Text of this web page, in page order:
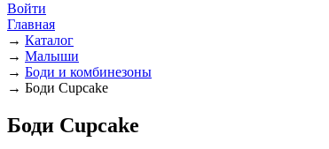
Войти
Главная
→ Каталог
→ Малыши
→ Боди и комбинезоны
→ Боди Cupcake
Боди Cupcake